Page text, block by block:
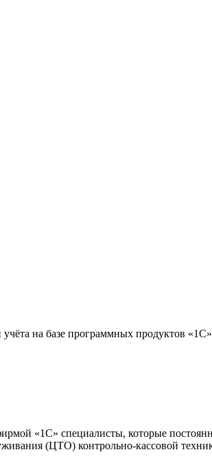
на базе программных продуктов
«1С» специалисты, которые
(ЦТО) контрольно-кассовой